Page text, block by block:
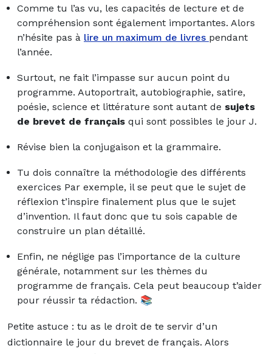
Comme tu l’as vu, les capacités de lecture et de
compréhension sont également importantes. Alors
n’hésite pas à lire un maximum de livres pendant
l’année.
Surtout, ne fait l’impasse sur aucun point du
programme. Autoportrait, autobiographie, satire,
poésie, science et littérature sont autant de sujets
de brevet de français qui sont possibles le jour J.
Révise bien la conjugaison et la grammaire.
Tu dois connaître la méthodologie des différents
exercices Par exemple, il se peut que le sujet de
réflexion t’inspire finalement plus que le sujet
d’invention. Il faut donc que tu sois capable de
construire un plan détaillé.
Enfin, ne néglige pas l’importance de la culture
générale, notamment sur les thèmes du
programme de français. Cela peut beaucoup t’aider
pour réussir ta rédaction. 📚
Petite astuce : tu as le droit de te servir d’un
dictionnaire le jour du brevet de français. Alors